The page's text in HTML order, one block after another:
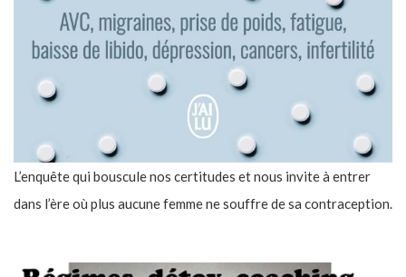
L’enquête qui bouscule nos certitudes et nous invite à entrer
dans l’ère où plus aucune femme ne souffre de sa contraception.